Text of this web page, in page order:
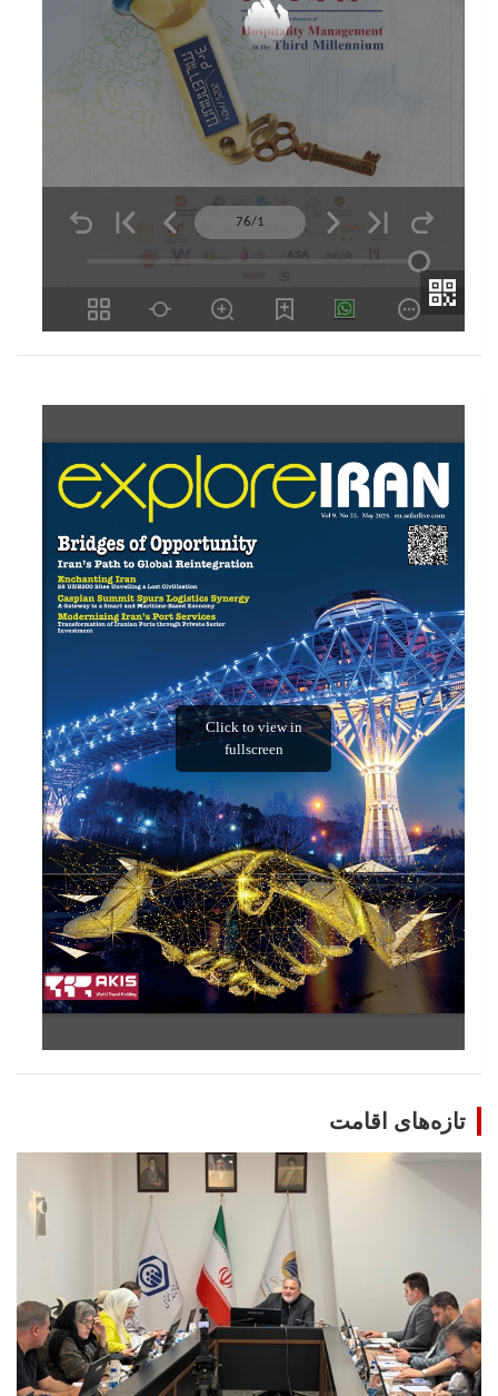
تازه‌های اقامت